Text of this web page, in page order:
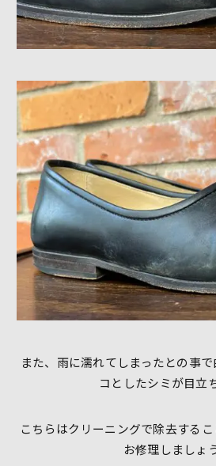
また、雨に濡れてしまったとの事
コとしたシミが目立
こちらはクリーニングで除去する
お修理しましょう